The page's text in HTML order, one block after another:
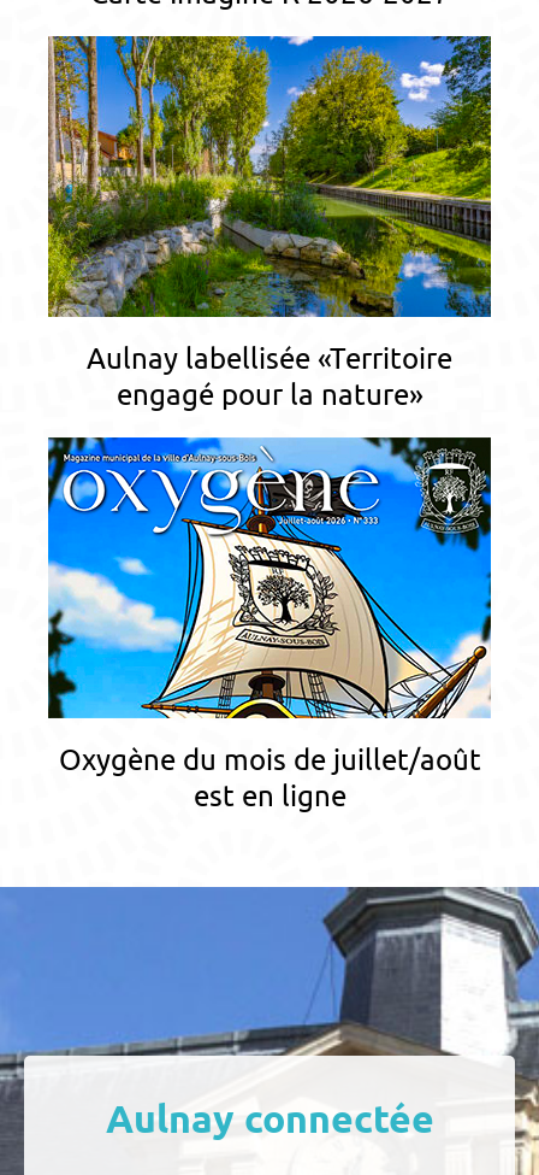
Aulnay labellisée «Territoire
engagé pour la nature»
Oxygène du mois de juillet/août
est en ligne
Aulnay connectée